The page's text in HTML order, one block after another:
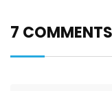
7 COMMENTS